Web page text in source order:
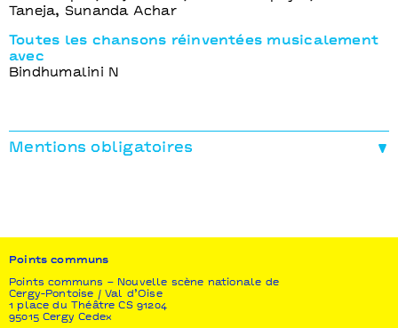
Taneja, Sunanda Achar
Toutes les chansons réinventées musicalement
avec
Bindhumalini N
Mentions obligatoires
Productions I LES SUBS - Lyon I Points communs -
nouvelle scène nationale Cergy-Pontoise / Val d’Oise
Nationaltheater Manheim I SPIELART
Theaterfestival
Points communs
Points communs – Nouvelle scène nationale de
Cergy-Pontoise / Val d’Oise
1 place du Théâtre CS 91204
95015 Cergy Cedex